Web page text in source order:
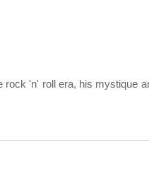
'n' roll era, his mystique